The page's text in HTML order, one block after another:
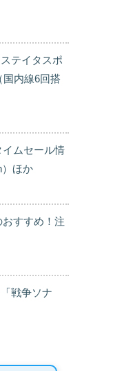
テイタスポ
国内線6回搭
イムセール情
ほか
おすすめ！注
戦争ソナ